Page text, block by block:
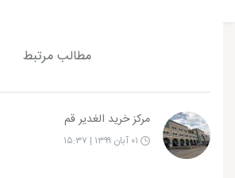
مطالب مرتبط
مرکز خرید الغدیر قم